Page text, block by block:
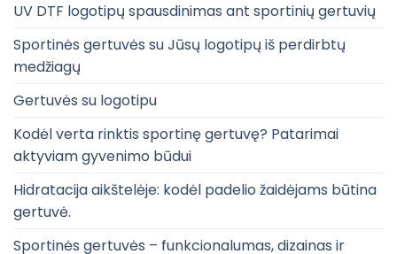
UV DTF logotipų spausdinimas ant sportinių gertuvių
Sportinės gertuvės su Jūsų logotipų iš perdirbtų
medžiagų
Gertuvės su logotipu
Kodėl verta rinktis sportinę gertuvę? Patarimai
aktyviam gyvenimo būdui
Hidratacija aikštelėje: kodėl padelio žaidėjams būtina
gertuvė.
Sportinės gertuvės – funkcionalumas, dizainas ir